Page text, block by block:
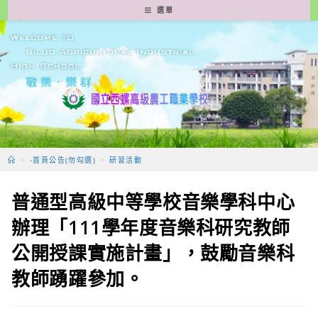
轉
至
要
容
選單
> -首頁公告(勿勾選) > 研習活動
普通型高級中等學校音樂學科中心
辦理「111學年度音樂科研究教師
公開授課實施計畫」，鼓勵音樂科
教師踴躍參加。